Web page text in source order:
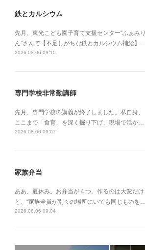
鉄とカルシウム
先月、東光こども園子育て支援センター“ふぁみり
ん”さんで【不足しがちな鉄とカルシウム補給】…
2026.08.06 09:10
専門学校非常勤講師
先月、専門学校の講義が終了しました。私自身、
ここまで「食育」を深く掘り下げ、現場で活か…
2026.08.06 09:07
家族弁当
ああ、夏休み。お弁当が４つ。作るのは大変だけ
ど、“家族全員が別々の場所にいても同じものを…
2026.08.06 09:04